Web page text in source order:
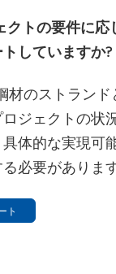
クトの要件に
していますか?
材のストラン
ジェクトの状
体的な実現可
必要があります
ト